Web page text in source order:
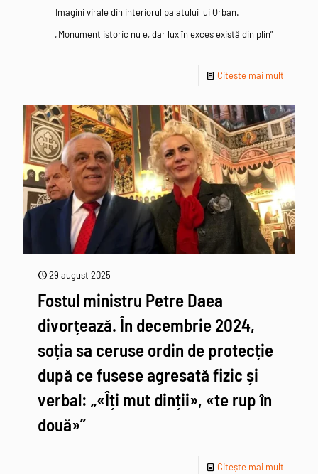
Imagini virale din interiorul palatului lui Orban.
„Monument istoric nu e, dar lux în exces există din plin”
Citește mai mult
29 august 2025
Fostul ministru Petre Daea
divorțează. În decembrie 2024,
soția sa ceruse ordin de protecție
după ce fusese agresată fizic și
verbal: „«Îți mut dinții», «te rup în
două»”
Citește mai mult